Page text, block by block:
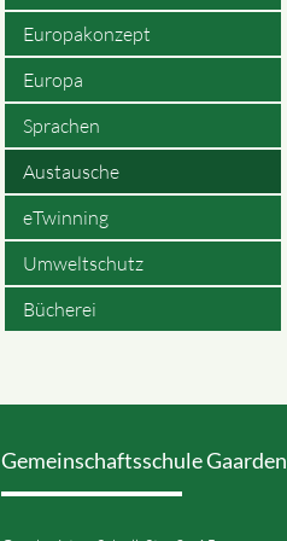
Europakonzept
Europa
Sprachen
Austausche
eTwinning
Umweltschutz
Bücherei
Gemeinschaftsschule Gaarden